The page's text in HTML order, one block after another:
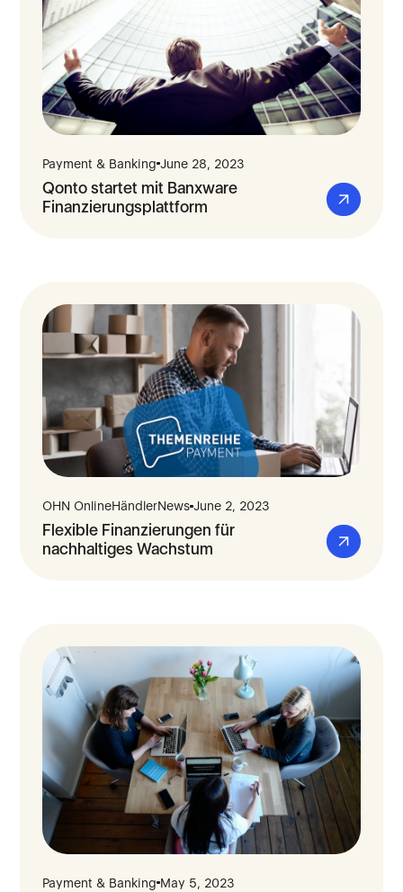
Payment & BankingJune 28, 2023
Qonto startet mit Banxware
Finanzierungsplattform
OHN OnlineHändlerNewsJune 2, 2023
Flexible Finanzierungen für
nachhaltiges Wachstum
Payment & BankingMay 5, 2023